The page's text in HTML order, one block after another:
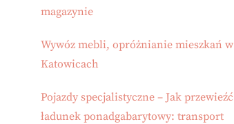
magazynie
Wywóz mebli, opróżnianie mieszkań w
Katowicach
Pojazdy specjalistyczne – Jak przewieźć
ładunek ponadgabarytowy: transport